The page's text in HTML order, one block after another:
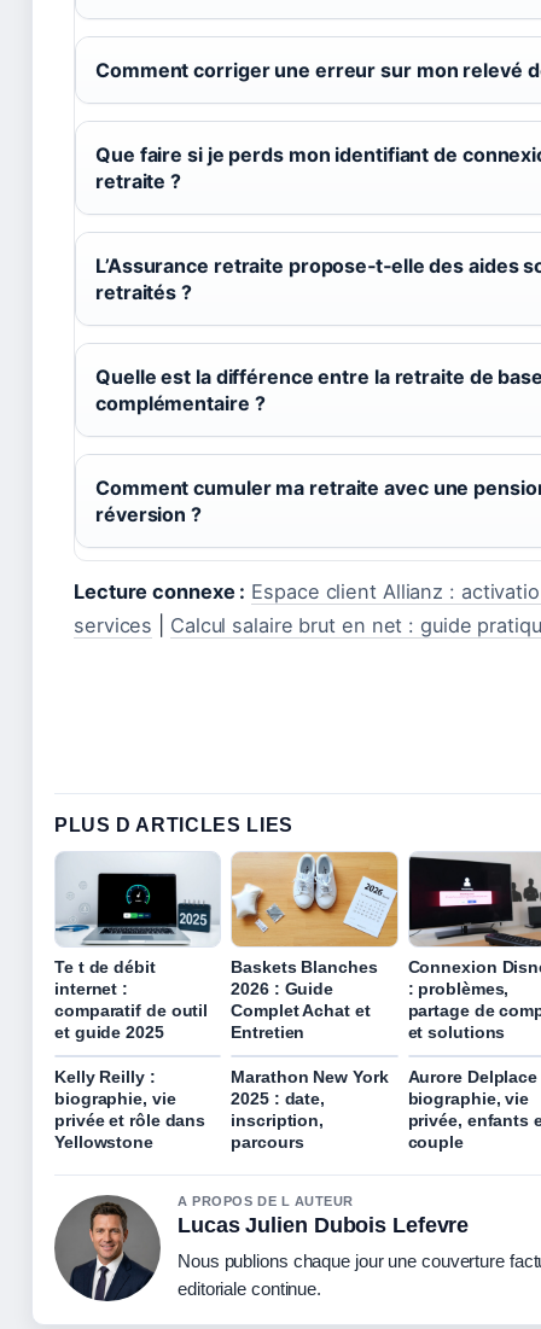
Comment corriger une erreur sur mon relevé
Que faire si je perds mon identifiant de
retraite ?
L’Assurance retraite propose‑t‑elle des aides
retraités ?
Quelle est la différence entre la retraite de
complémentaire ?
Comment cumuler ma retraite avec une
réversion ?
Lecture connexe : Espace client Allianz :
services
Calcul salaire brut en net : guide
PLUS D ARTICLES LIES
Te t de débit
internet :
comparatif de outil
et guide 2025
Baskets Blanches
2026 : Guide
Complet Achat et
Entretien
Connexion
: problèmes,
partage de
et solutions
Kelly Reilly :
biographie, vie
privée et rôle dans
Yellowstone
Marathon New York
2025 : date,
inscription,
parcours
Aurore Delplace
biographie, vie
privée, enfants
couple
A PROPOS DE L AUTEUR
Lucas Julien Dubois Lefevre
Nous publions chaque jour une couverture
editoriale continue.